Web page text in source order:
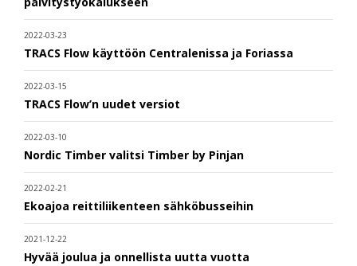
2022-03-23
TRACS Flow käyttöön Centralenissa ja Foriassa
2022-03-15
TRACS Flow’n uudet versiot
2022-03-10
Nordic Timber valitsi Timber by Pinjan
2022-02-21
Ekoajoa reittiliikenteen sähköbusseihin
2021-12-22
Hyvää joulua ja onnellista uutta vuotta